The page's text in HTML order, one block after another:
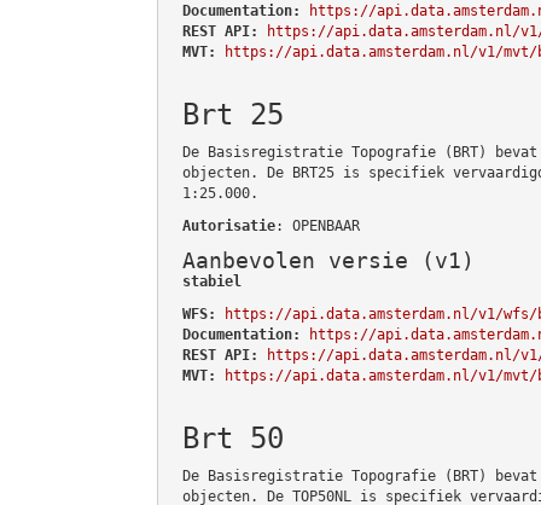
Documentation:
https://
REST API:
https://api.data.amsterdam.nl/
MVT:
https://api.data.amsterdam.nl/v1/mvt/
Brt 25
De Basisregistratie Topografie (BRT)
objecten. De BRT25 is specifiek
1:25.000.
Autorisatie: OPENBAAR
Aanbevolen versie (v1)
stabiel
WFS:
https://api.data.amsterdam.nl/v1/wfs/
Documentation:
https://
REST API:
https://api.data.amsterdam.nl/
MVT:
https://api.data.amsterdam.nl/v1/mvt/
Brt 50
De Basisregistratie Topografie (BRT)
objecten. De TOP50NL is specifiek